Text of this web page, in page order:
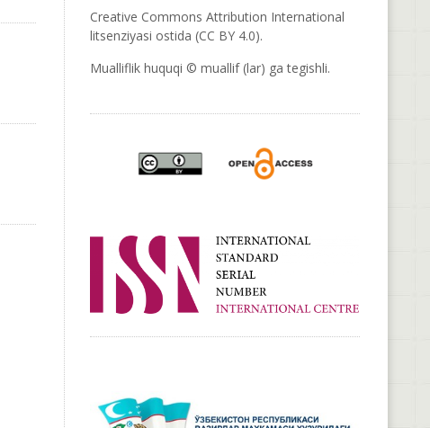
Creative Commons Attribution International
litsenziyasi ostida (CC BY 4.0).
Mualliflik huquqi © muallif (lar) ga tegishli.